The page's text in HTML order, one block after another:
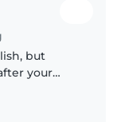
but
your